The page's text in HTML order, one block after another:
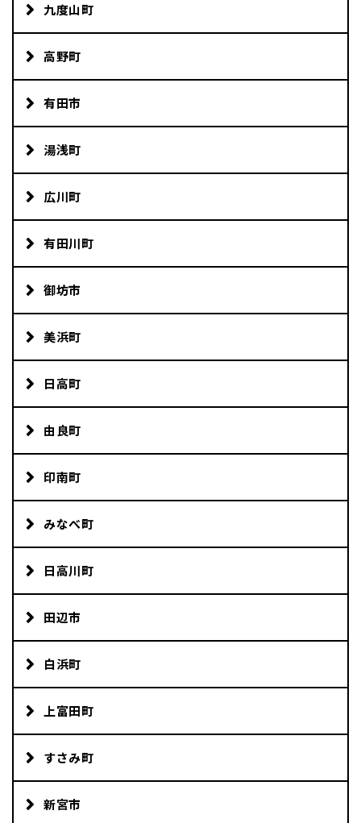
九度山町
高野町
有田市
湯浅町
広川町
有田川町
御坊市
美浜町
日高町
由良町
印南町
みなべ町
日高川町
田辺市
白浜町
上富田町
すさみ町
新宮市